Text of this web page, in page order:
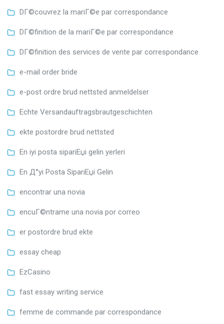
DГ©couvrez la mariГ©e par correspondance
DГ©finition de la mariГ©e par correspondance
DГ©finition des services de vente par correspondance
e-mail order bride
e-post ordre brud nettsted anmeldelser
Echte Versandauftragsbrautgeschichten
ekte postordre brud nettsted
En iyi posta sipariЕџi gelin yerleri
En Д°yi Posta SipariЕџi Gelin
encontrar una novia
encuГ©ntrame una novia por correo
er postordre brud ekte
essay cheap
EzCasino
fast essay writing service
femme de commande par correspondance